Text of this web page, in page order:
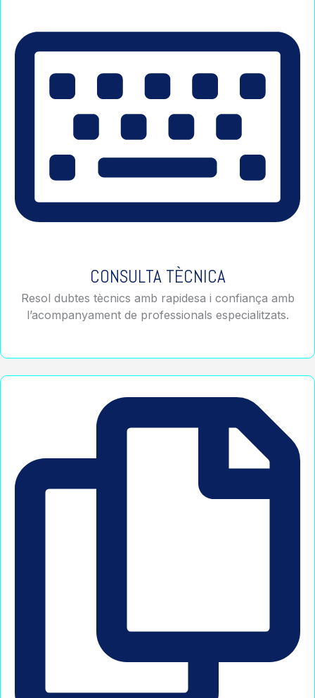
CONSULTA TÈCNICA
Resol dubtes tècnics amb rapidesa i confiança amb
l’acompanyament de professionals especialitzats.